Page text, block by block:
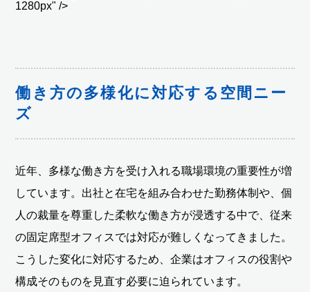
1280px" />
働き方の多様化に対応する空間ニー
ズ
近年、多様な働き方を受け入れる職場環境の重要性が増
しています。出社と在宅を組み合わせた勤務体制や、個
人の裁量を尊重した柔軟な働き方が浸透する中で、従来
の固定席型オフィスでは対応が難しくなってきました。
こうした変化に対応するため、企業はオフィスの役割や
構成そのものを見直す必要に迫られています。